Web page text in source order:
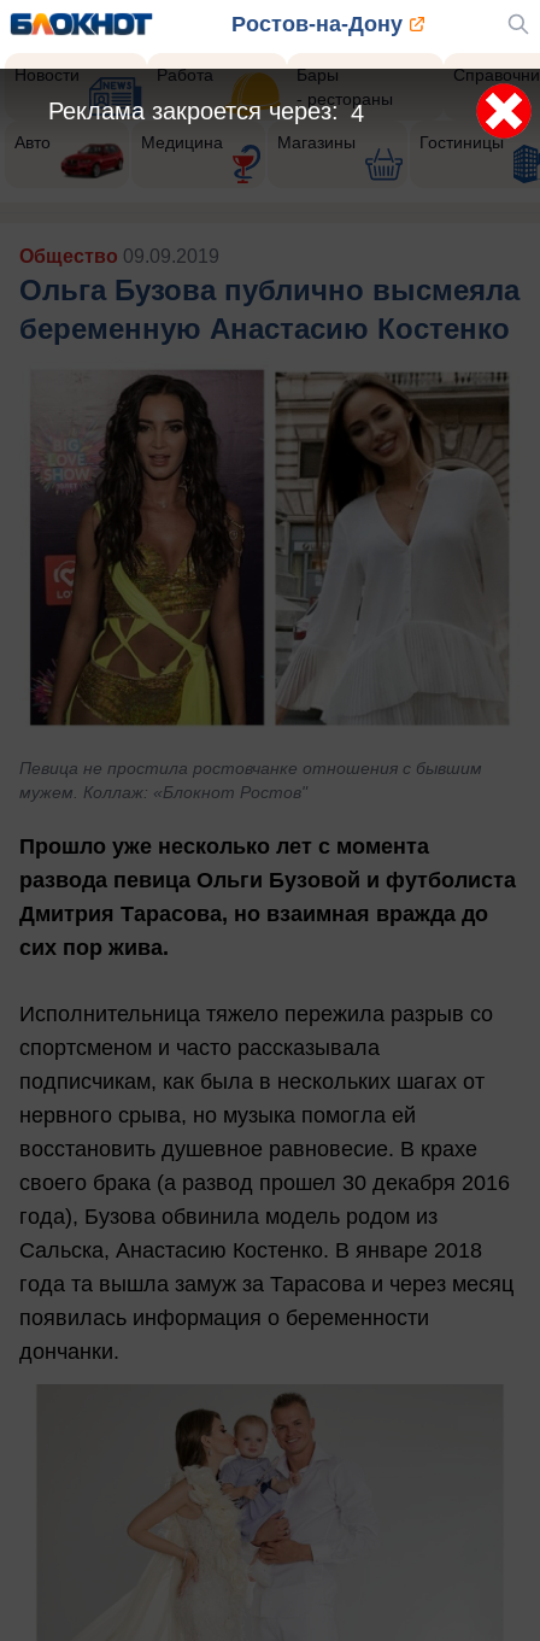
Ростов-на-Дону
Новости Работа
Бары
- рестораны
Авто Медицина Магазины Гостиницы
Общество 09.09.2019
Ольга Бузова публично высмеяла
беременную Анастасию Костенко
Певица не простила ростовчанке отношения с бывшим
мужем. Коллаж: «Блокнот Ростов"
Прошло уже несколько лет с момента
развода певица Ольги Бузовой и футболиста
Дмитрия Тарасова, но взаимная вражда до
сих пор жива.
Исполнительница тяжело пережила разрыв со
спортсменом и часто рассказывала
подписчикам, как была в нескольких шагах от
нервного срыва, но музыка помогла ей
восстановить душевное равновесие. В крахе
своего брака (а развод прошел 30 декабря 2016
года), Бузова обвинила модель родом из
Сальска, Анастасию Костенко. В январе 2018
года та вышла замуж за Тарасова и через месяц
появилась информация о беременности
дончанки.
2
Реклама закроется через: